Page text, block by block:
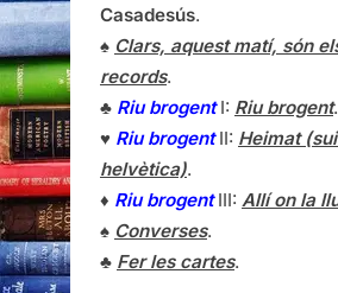
Casadesús.
♠ Clars, aquest matí, són
records.
♣ Riu brogentI: Riu brogent.
♥ Riu brogentII: Heimat
helvètica).
♦ Riu brogentIII: Allí on la
♠ Converses.
♣ Fer les cartes.